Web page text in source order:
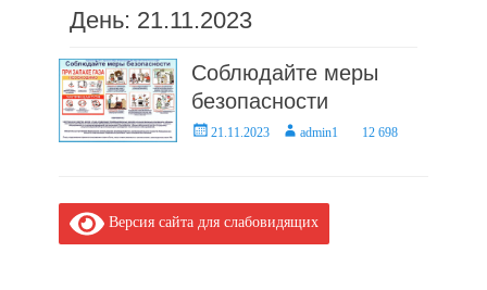
День: 21.11.2023
Соблюдайте меры
безопасности
Posted21.11.2023 Authoradmin1 12 698
Версия сайта для слабовидящих